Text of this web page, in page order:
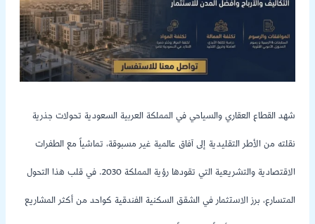
شهد القطاع العقاري والسياحي في المملكة العربية السعودية تحولات جذرية
نقلته من الأطر التقليدية إلى آفاق عالمية غير مسبوقة، تماشياً مع الطفرات
الاقتصادية والتشريعية التي تقودها رؤية المملكة 2030. في قلب هذا التحول
المتسارع، برز الاستثمار في الشقق السكنية الفندقية كواحد من أكثر المشاريع